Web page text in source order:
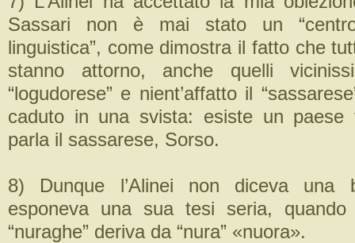
Sassari non è mai stato un
linguistica”, come dimostra il fatto che
stanno attorno, anche quelli
“logudorese” e nient’affatto il
caduto in una svista: esiste un
parla il sassarese, Sorso.
8) Dunque l’Alinei non diceva una
esponeva una sua tesi seria,
“nuraghe” deriva da “nura” «nuora».